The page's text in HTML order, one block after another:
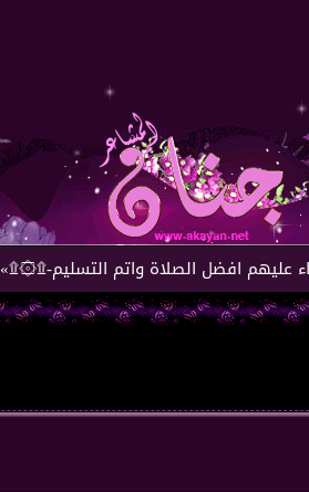
عليهم افضل الصلاة واتم التسليم-۩۞۩»